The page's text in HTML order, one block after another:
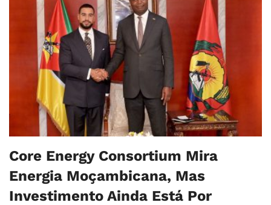
Core Energy Consortium Mira
Energia Moçambicana, Mas
Investimento Ainda Está Por